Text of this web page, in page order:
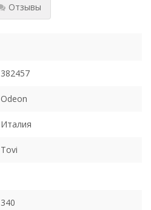
Отзывы
382457
Odeon
Италия
Tovi
340